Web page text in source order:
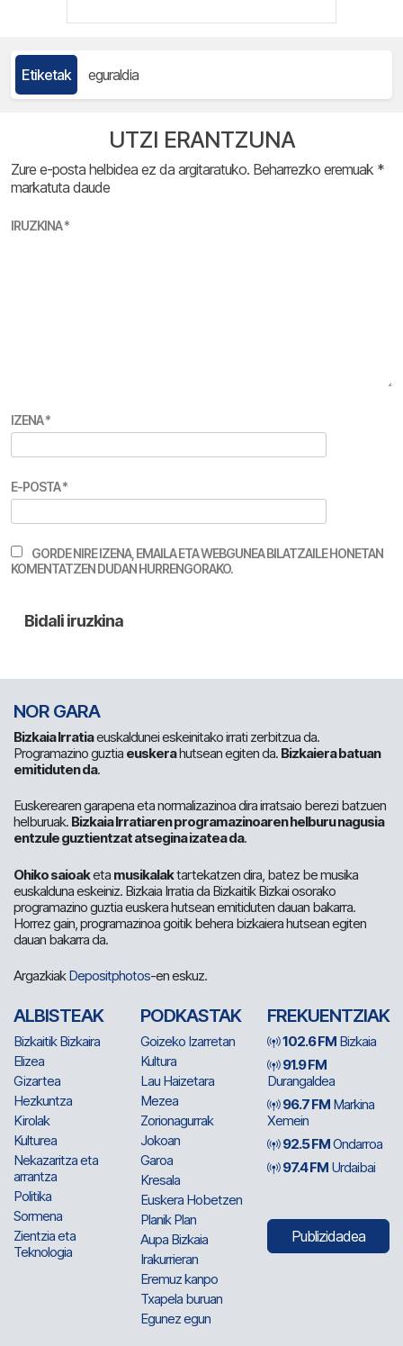
Etiketak eguraldia
UTZI ERANTZUNA
Zure e-posta helbidea ez da argitaratuko. Beharrezko eremuak *
markatuta daude
IRUZKINA*
IZENA*
E-POSTA*
GORDE NIRE IZENA, EMAILA ETA WEBGUNEA BILATZAILE HONETAN
KOMENTATZEN DUDAN HURRENGORAKO.
NOR GARA
Bizkaia Irratiaeuskaldunei eskeinitako irrati zerbitzua da.
Programazino guztia euskerahutsean egiten da. Bizkaiera batuan
emitiduten da.
Euskerearen garapena eta normalizazinoa dira irratsaio berezi batzuen
helburuak. Bizkaia Irratiaren programazinoaren helburu nagusia
entzule guztientzat atsegina izatea da.
Ohiko saioaketa musikalaktartekatzen dira, batez be musika
euskalduna eskeiniz. Bizkaia Irratia da Bizkaitik Bizkai osorako
programazino guztia euskera hutsean emitiduten dauan bakarra.
Horrez gain, programazinoa goitik behera bizkaiera hutsean egiten
dauan bakarra da.
ArgazkiakDepositphotos-en eskuz.
ALBISTEAK
Bizkaitik Bizkaira
Elizea
Gizartea
Hezkuntza
Kirolak
Kulturea
Nekazaritza eta
arrantza
Politika
Sormena
Zientzia eta
Teknologia
PODKASTAK
Goizeko Izarretan
Kultura
Lau Haizetara
Mezea
Zorionagurrak
Jokoan
Garoa
Kresala
Euskera Hobetzen
Planik Plan
Aupa Bizkaia
Irakurrieran
Eremuz kanpo
Txapela buruan
Egunez egun
FREKUENTZIAK
102.6 FM Bizkaia
91.9 FM
Durangaldea
96.7 FM Markina
Xemein
92.5 FMOndarroa
97.4 FM Urdaibai
Publizidadea